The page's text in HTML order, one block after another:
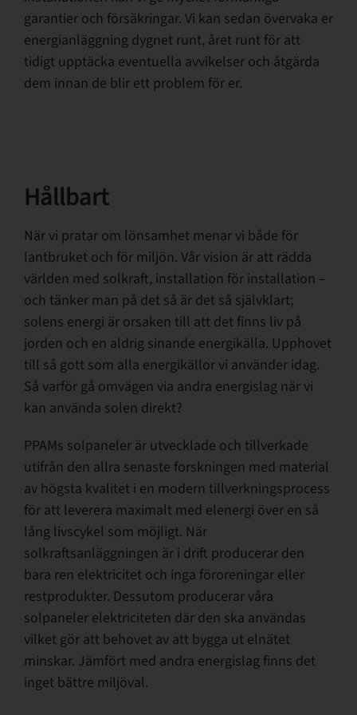
garantier och försäkringar. Vi kan sedan övervaka er
energianläggning dygnet runt, året runt för att
tidigt upptäcka eventuella avvikelser och åtgärda
dem innan de blir ett problem för er.
Hållbart
När vi pratar om lönsamhet menar vi både för
lantbruket och för miljön. Vår vision är att rädda
världen med solkraft, installation för installation –
och tänker man på det så är det så självklart;
solens energi är orsaken till att det finns liv på
jorden och en aldrig sinande energikälla. Upphovet
till så gott som alla energikällor vi använder idag.
Så varför gå omvägen via andra energislag när vi
kan använda solen direkt?
PPAMs solpaneler är utvecklade och tillverkade
utifrån den allra senaste forskningen med material
av högsta kvalitet i en modern tillverkningsprocess
för att leverera maximalt med elenergi över en så
lång livscykel som möjligt. När
solkraftsanläggningen är i drift producerar den
bara ren elektricitet och inga föroreningar eller
restprodukter. Dessutom producerar våra
solpaneler elektriciteten där den ska användas
vilket gör att behovet av att bygga ut elnätet
minskar. Jämfört med andra energislag finns det
inget bättre miljöval.